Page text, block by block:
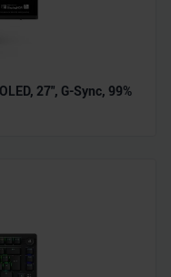
27", G-Sync, 99%